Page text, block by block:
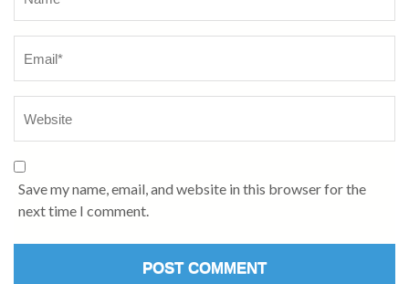
Save my name, email, and website in this browser for the
next time I comment.